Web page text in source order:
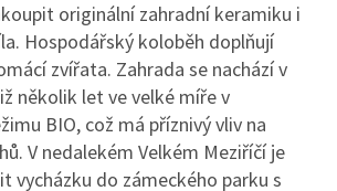
originální zahradní keramiku i
Hospodářský koloběh doplňují
zvířata. Zahrada se nachází v
několik let ve velké míře v
BIO, což má příznivý vliv na
V nedalekém Velkém Meziříčí je
vycházku do zámeckého parku s